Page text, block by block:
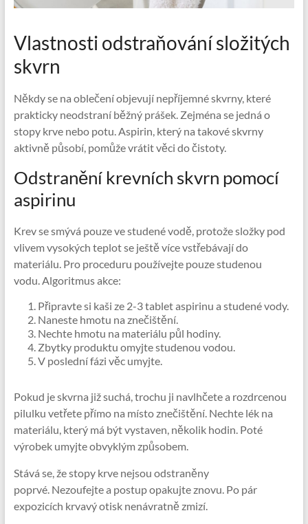
Vlastnosti odstraňování složitých
skvrn
Někdy se na oblečení objevují nepříjemné skvrny, které
prakticky neodstraní běžný prášek. Zejména se jedná o
stopy krve nebo potu. Aspirin, který na takové skvrny
aktivně působí, pomůže vrátit věci do čistoty.
Odstranění krevních skvrn pomocí
aspirinu
Krev se smývá pouze ve studené vodě, protože složky pod
vlivem vysokých teplot se ještě více vstřebávají do
materiálu. Pro proceduru používejte pouze studenou
vodu. Algoritmus akce:
Připravte si kaši ze 2-3 tablet aspirinu a studené vody.
Naneste hmotu na znečištění.
Nechte hmotu na materiálu půl hodiny.
Zbytky produktu omyjte studenou vodou.
V poslední fázi věc umyjte.
Pokud je skvrna již suchá, trochu ji navlhčete a rozdrcenou
pilulku vetřete přímo na místo znečištění. Nechte lék na
materiálu, který má být vystaven, několik hodin. Poté
výrobek umyjte obvyklým způsobem.
Stává se, že stopy krve nejsou odstraněny
poprvé. Nezoufejte a postup opakujte znovu. Po pár
expozicích krvavý otisk nenávratně zmizí.